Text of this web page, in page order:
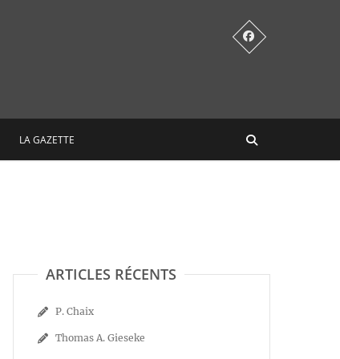
LA GAZETTE
ARTICLES RÉCENTS
P. Chaix
Thomas A. Gieseke